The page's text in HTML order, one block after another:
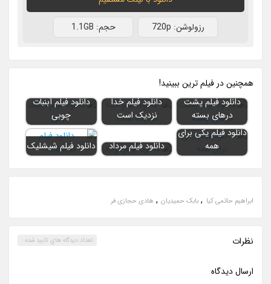
رزولوشن: 720p حجم: 1.1GB
همچنين در فيلم ترين ببينيد!
دانلود فیلم پشت
درهای بسته
دانلود فیلم خدا
نزدیک است
دانلود فیلم آبنبات
چوبی
دانلود فیلم یکی برای
همه
دانلود فیلم مرداد دانلود فیلم شیشلیک
ابراهیم حاتمی کیا , بابک حمیدیان , هادی حجازی فر
نظرات تعداد ديدگاه هاي تاييد شده :
ارسال ديدگاه